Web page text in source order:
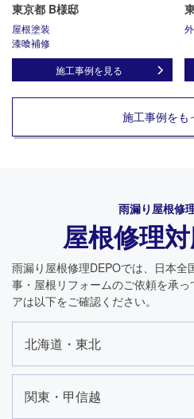
東京都 B様邸
屋根塗装
漆喰補修
施工事例を見る
施工事例をも
雨漏り屋根修
屋根修理
雨漏り屋根修理DEPOでは、日本全
事・屋根リフォームのご依頼を承
アは以下をご確認ください。
北海道・東北
関東・甲信越